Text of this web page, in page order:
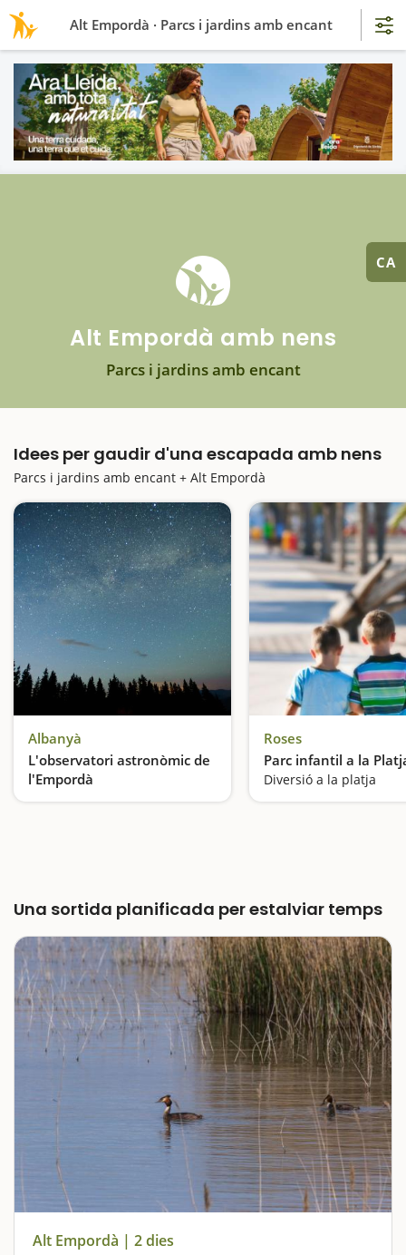
CA
Alt Empordà amb nens
Parcs i jardins amb encant
Idees per gaudir d'una escapada amb nens
Parcs i jardins amb encant + Alt Empordà
Albanyà
L'observatori astronòmic de
l'Empordà
Les estrelles a l'abast
Roses
Parc infantil a la
Diversió a la platja
Una sortida planificada per estalviar temps
Alt Empordà | 2 dies
Alt Empordà · Parcs i jardins amb encant